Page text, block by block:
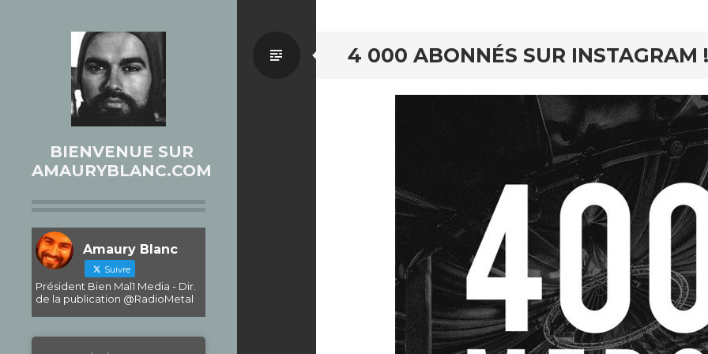
BIENVENUE SUR
AMAURYBLANC.COM
Amaury Blanc
Suivre
Président Bien Mal1 Media - Dir.
de la publication @RadioMetal
4 000 ABONNÉS SUR INSTAGRAM !
Par